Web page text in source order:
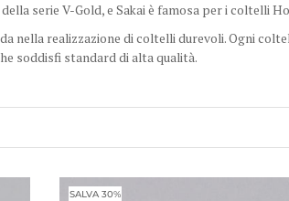
serie V-Gold, e Sakai è famosa per i coltelli
nella realizzazione di coltelli durevoli. Ogni
soddisfi standard di alta qualità.
SALVA 30%